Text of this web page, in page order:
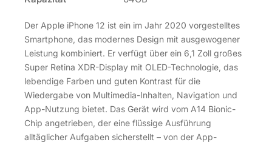
Der Apple iPhone 12 ist ein im Jahr 2020 vorgestelltes
Smartphone, das modernes Design mit ausgewogener
Leistung kombiniert. Er verfügt über ein 6,1 Zoll großes
Super Retina XDR-Display mit OLED-Technologie, das
lebendige Farben und guten Kontrast für die
Wiedergabe von Multimedia-Inhalten, Navigation und
App-Nutzung bietet. Das Gerät wird vom A14 Bionic-
Chip angetrieben, der eine flüssige Ausführung
alltäglicher Aufgaben sicherstellt – von der App-